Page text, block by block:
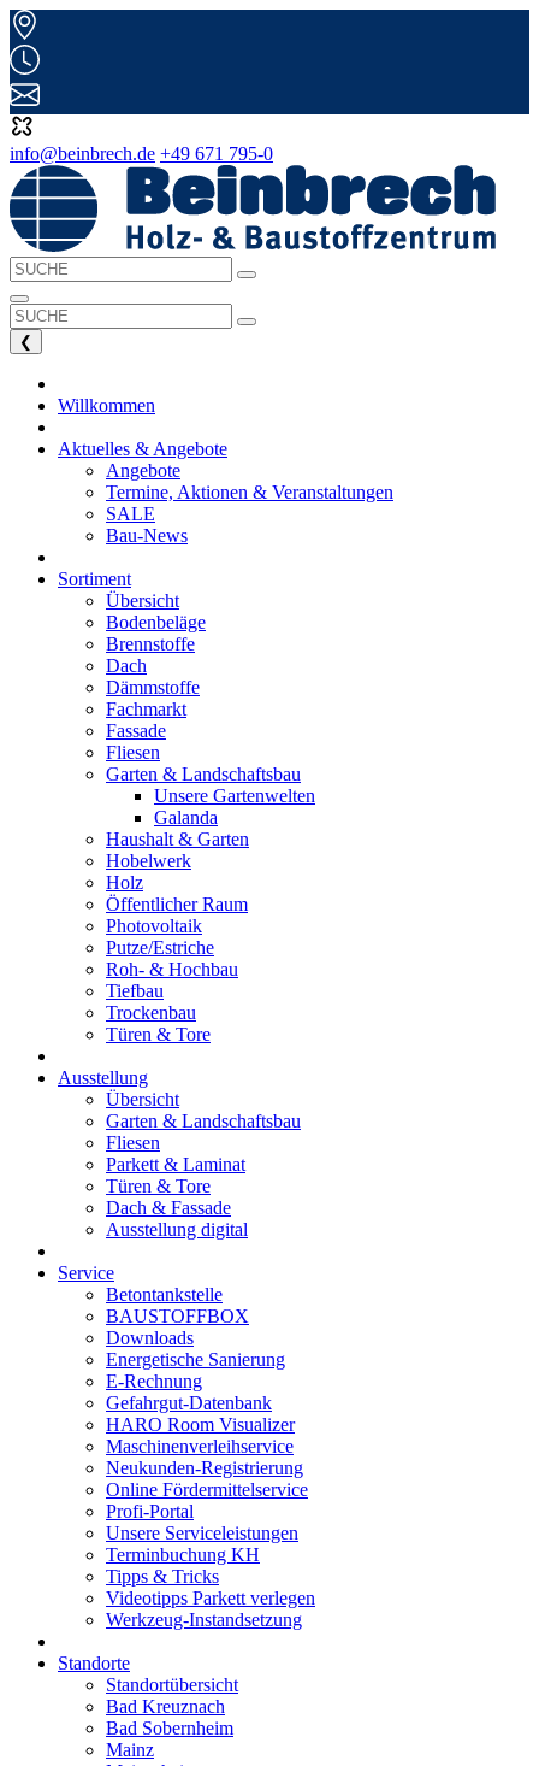
info@beinbrech.de +49 671 795-0
❮
Willkommen
Aktuelles & Angebote
Angebote
Termine, Aktionen & Veranstaltungen
SALE
Bau-News
Sortiment
Übersicht
Bodenbeläge
Brennstoffe
Dach
Dämmstoffe
Fachmarkt
Fassade
Fliesen
Garten & Landschaftsbau
Unsere Gartenwelten
Galanda
Haushalt & Garten
Hobelwerk
Holz
Öffentlicher Raum
Photovoltaik
Putze/Estriche
Roh- & Hochbau
Tiefbau
Trockenbau
Türen & Tore
Ausstellung
Übersicht
Garten & Landschaftsbau
Fliesen
Parkett & Laminat
Türen & Tore
Dach & Fassade
Ausstellung digital
Service
Betontankstelle
BAUSTOFFBOX
Downloads
Energetische Sanierung
E-Rechnung
Gefahrgut-Datenbank
HARO Room Visualizer
Maschinenverleihservice
Neukunden-Registrierung
Online Fördermittelservice
Profi-Portal
Unsere Serviceleistungen
Terminbuchung KH
Tipps & Tricks
Videotipps Parkett verlegen
Werkzeug-Instandsetzung
Standorte
Standortübersicht
Bad Kreuznach
Bad Sobernheim
Mainz